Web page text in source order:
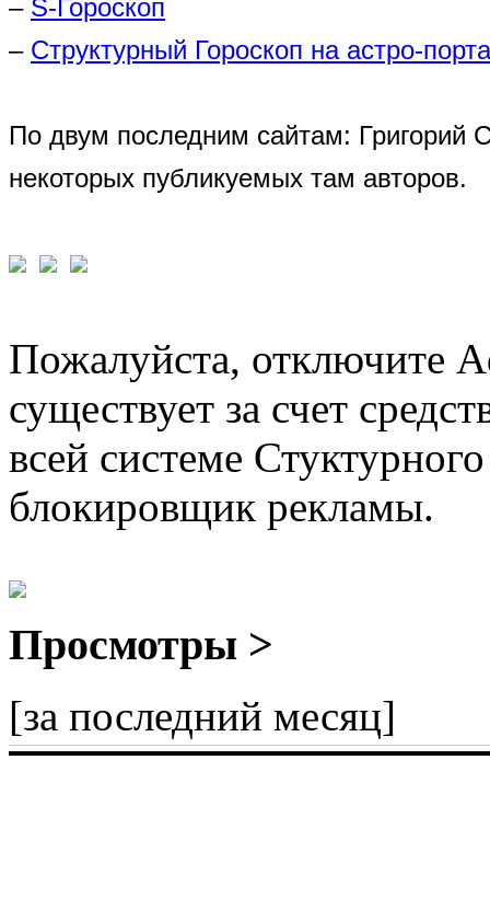
– S-Гороскоп
– Структурный Гороскоп на астро-
По двум последним сайтам: Григорий
некоторых публикуемых там авторов.
Пожалуйста, отключите
существует за счет
всей системе
блокировщик рекламы.
Просмотры >
[за последний месяц]